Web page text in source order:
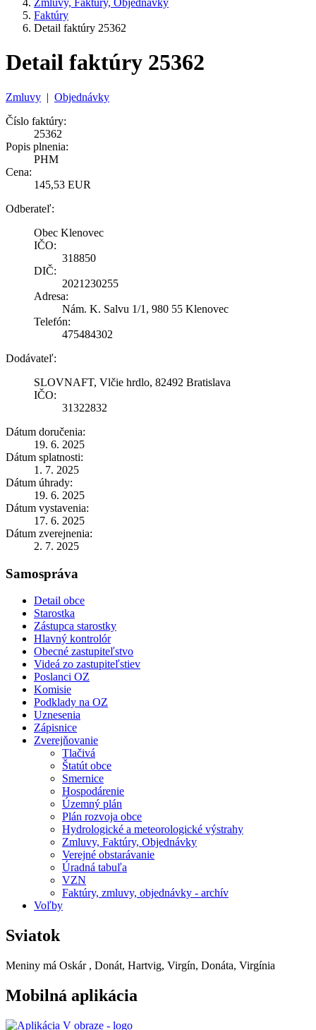
Zmluvy, Faktúry, Objednávky
Faktúry
Detail faktúry 25362
Detail faktúry 25362
Zmluvy | Objednávky
Číslo faktúry:
25362
Popis plnenia:
PHM
Cena:
145,53 EUR
Odberateľ:
Obec Klenovec
IČO:
318850
DIČ:
2021230255
Adresa:
Nám. K. Salvu 1/1, 980 55 Klenovec
Telefón:
475484302
Dodávateľ:
SLOVNAFT, Vlčie hrdlo, 82492 Bratislava
IČO:
31322832
Dátum doručenia:
19. 6. 2025
Dátum splatnosti:
1. 7. 2025
Dátum úhrady:
19. 6. 2025
Dátum vystavenia:
17. 6. 2025
Dátum zverejnenia:
2. 7. 2025
Samospráva
Detail obce
Starostka
Zástupca starostky
Hlavný kontrolór
Obecné zastupiteľstvo
Videá zo zastupiteľstiev
Poslanci OZ
Komisie
Podklady na OZ
Uznesenia
Zápisnice
Zverejňovanie
Tlačivá
Štatút obce
Smernice
Hospodárenie
Územný plán
Plán rozvoja obce
Hydrologické a meteorologické výstrahy
Zmluvy, Faktúry, Objednávky
Verejné obstarávanie
Úradná tabuľa
VZN
Faktúry, zmluvy, objednávky - archív
Voľby
Sviatok
Meniny má Oskár , Donát, Hartvig, Virgín, Donáta, Virgínia
Mobilná aplikácia